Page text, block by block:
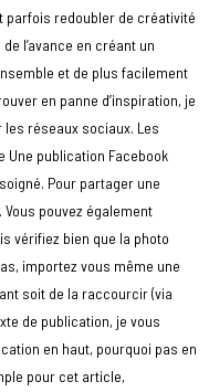
parfois redoubler de créativité
l’avance en créant un
et de plus facilement
en panne d’inspiration, je
réseaux sociaux. Les
Une publication Facebook
Pour partager une
pouvez également
vérifiez bien que la photo
importez vous même une
soit de la raccourcir (via
de publication, je vous
en haut, pourquoi pas en
pour cet article,